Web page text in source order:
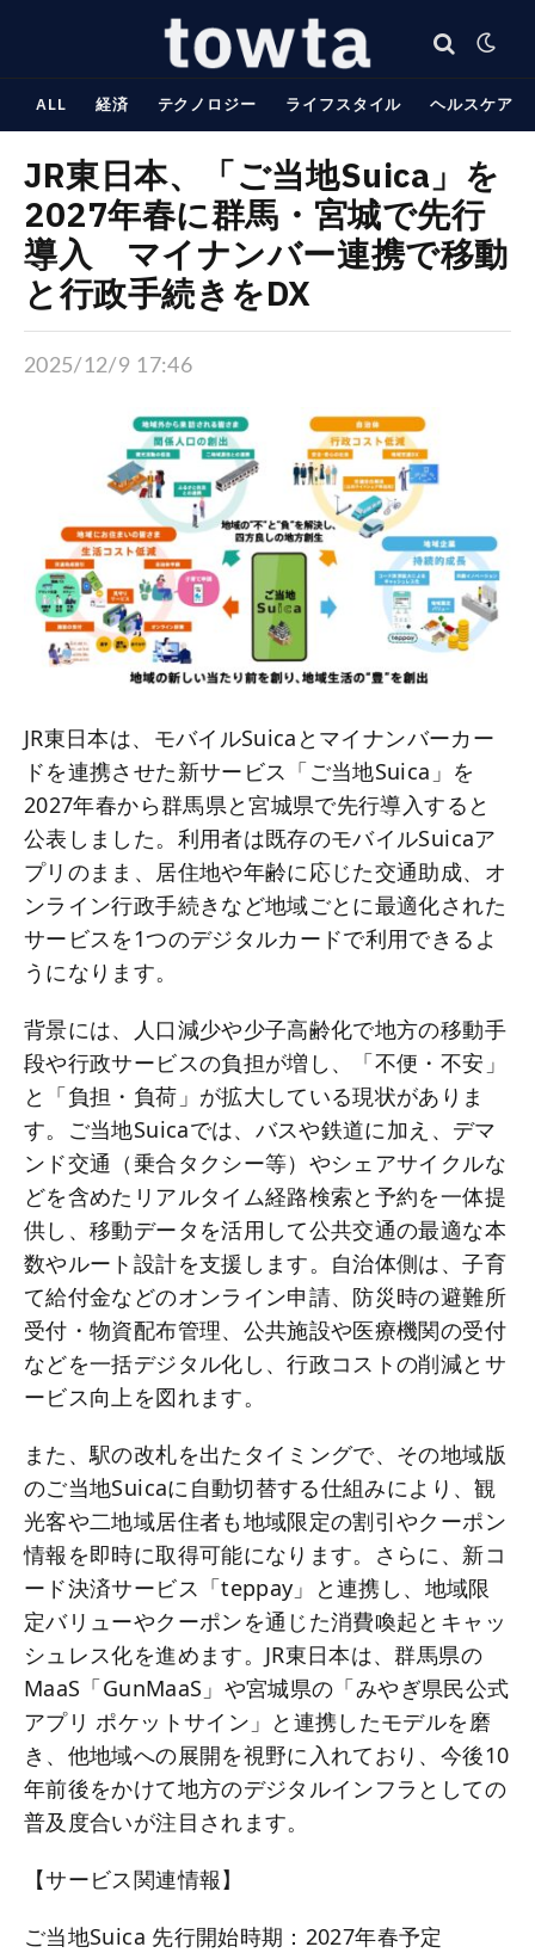
ALL 経済 テクノロジー ライフスタイル ヘルスケア
JR東日本、「ご当地Suica」を
2027年春に群馬・宮城で先行
導入 マイナンバー連携で移動
と行政手続きをDX
2025/12/9 17:46
JR東日本は、モバイルSuicaとマイナンバーカー
ドを連携させた新サービス「ご当地Suica」を
2027年春から群馬県と宮城県で先行導入すると
公表しました。利用者は既存のモバイルSuicaア
プリのまま、居住地や年齢に応じた交通助成、オ
ンライン行政手続きなど地域ごとに最適化された
サービスを1つのデジタルカードで利用できるよ
うになります。
背景には、人口減少や少子高齢化で地方の移動手
段や行政サービスの負担が増し、「不便・不安」
と「負担・負荷」が拡大している現状がありま
す。ご当地Suicaでは、バスや鉄道に加え、デマ
ンド交通（乗合タクシー等）やシェアサイクルな
どを含めたリアルタイム経路検索と予約を一体提
供し、移動データを活用して公共交通の最適な本
数やルート設計を支援します。自治体側は、子育
て給付金などのオンライン申請、防災時の避難所
受付・物資配布管理、公共施設や医療機関の受付
などを一括デジタル化し、行政コストの削減とサ
ービス向上を図れます。
また、駅の改札を出たタイミングで、その地域版
のご当地Suicaに自動切替する仕組みにより、観
光客や二地域居住者も地域限定の割引やクーポン
情報を即時に取得可能になります。さらに、新コ
ード決済サービス「teppay」と連携し、地域限
定バリューやクーポンを通じた消費喚起とキャッ
シュレス化を進めます。JR東日本は、群馬県の
MaaS「GunMaaS」や宮城県の「みやぎ県民公式
アプリ ポケットサイン」と連携したモデルを磨
き、他地域への展開を視野に入れており、今後10
年前後をかけて地方のデジタルインフラとしての
普及度合いが注目されます。
【サービス関連情報】
ご当地Suica 先行開始時期：2027年春予定